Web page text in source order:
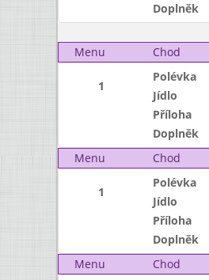
Doplněk
Menu
Chod
1
Polévka
Jídlo
Příloha
Doplněk
Menu
Chod
1
Polévka
Jídlo
Příloha
Doplněk
Menu
Chod